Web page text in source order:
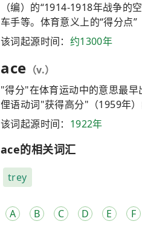
（编）的“1914-1918年战争的
车手等。体育意义上的“得分点
该词起源时间： 约1300年
ace （v.）
"得分"在体育运动中的意思最
俚语动词"获得高分"（1959年
该词起源时间： 1922年
ace的相关词汇
trey
A B C D E F